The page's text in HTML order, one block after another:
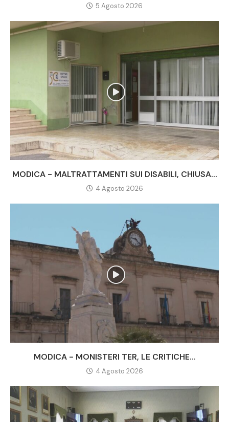
5 Agosto 2026
MODICA - MALTRATTAMENTI SUI DISABILI, CHIUSA...
4 Agosto 2026
MODICA - MONISTERI TER, LE CRITICHE...
4 Agosto 2026